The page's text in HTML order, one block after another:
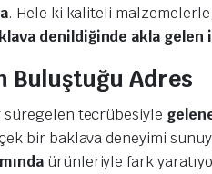
. Hele ki kaliteli
denildiğinde akla
Buluştuğu Adres
süregelen tecrübesiyle
bir baklava deneyimi
ürünleriyle fark